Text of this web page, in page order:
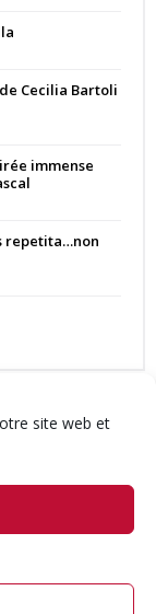
site web et
Cecilia Bartoli
immense
repetita…non